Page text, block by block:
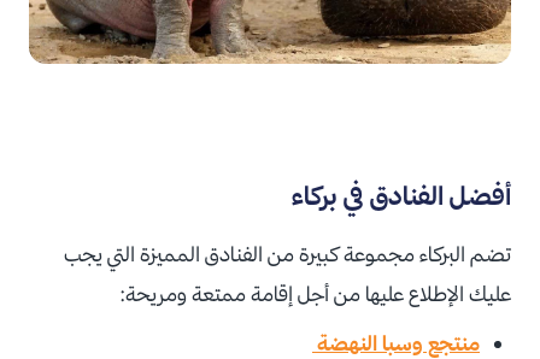
أفضل الفنادق في بركاء
تضم البركاء مجموعة كبيرة من الفنادق المميزة التي يجب
عليك الإطلاع عليها من أجل إقامة ممتعة ومريحة:
منتجع وسبا النهضة